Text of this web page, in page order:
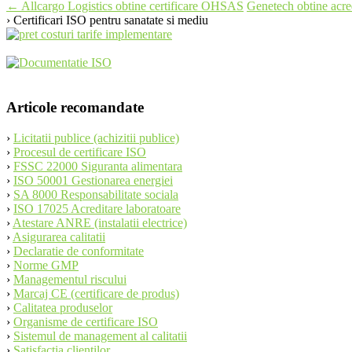
Post
navigation
← Allcargo Logistics obtine certificare OHSAS Genetech obtine
› Certificari ISO pentru sanatate si mediu
Articole recomandate
› Licitatii publice (achizitii publice)
› Procesul de certificare ISO
› FSSC 22000 Siguranta alimentara
› ISO 50001 Gestionarea energiei
› SA 8000 Responsabilitate sociala
› ISO 17025 Acreditare laboratoare
› Atestare ANRE (instalatii electrice)
› Asigurarea calitatii
› Declaratie de conformitate
› Norme GMP
› Managementul riscului
› Marcaj CE (certificare de produs)
› Calitatea produselor
› Organisme de certificare ISO
› Sistemul de management al calitatii